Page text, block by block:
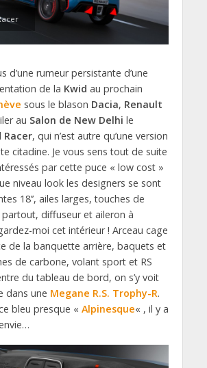
d’une rumeur persistante d’une
de la Kwid au prochain
sous le blason Dacia, Renault
au Salon de New Delhi le
Racer, qui n’est autre qu’une version
citadine. Je vous sens tout de suite
par cette puce « low cost »
niveau look les designers se sont
18’’, ailes larges, touches de
diffuseur et aileron à
moi cet intérieur ! Arceau cage
de la banquette arrière, baquets et
de carbone, volant sport et RS
du tableau de bord, on s’y voit
dans une Megane R.S. Trophy-R.
bleu presque « Alpinesque« , il y a